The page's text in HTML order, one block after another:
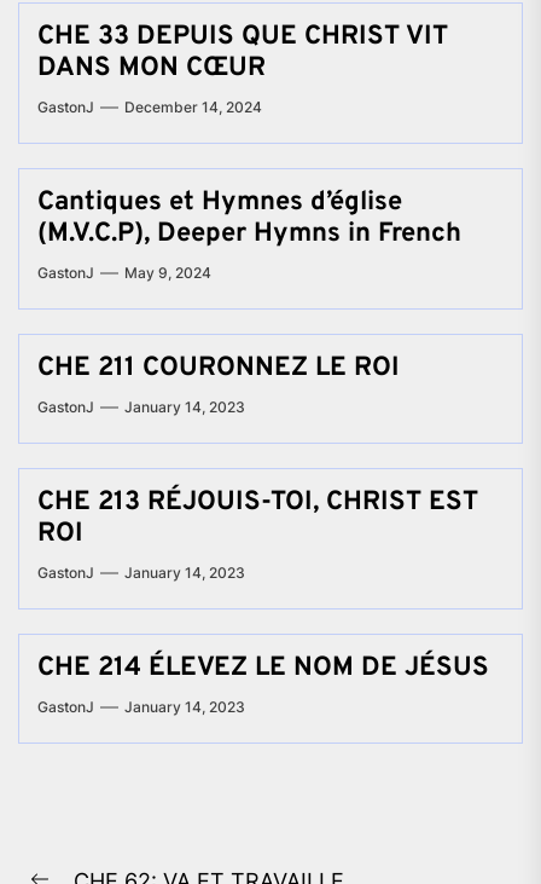
CHE 33 DEPUIS QUE CHRIST VIT
DANS MON CŒUR
GastonJ December 14, 2024
Cantiques et Hymnes d’église
(M.V.C.P), Deeper Hymns in French
GastonJ May 9, 2024
CHE 211 COURONNEZ LE ROI
GastonJ January 14, 2023
CHE 213 RÉJOUIS-TOI, CHRIST EST
ROI
GastonJ January 14, 2023
CHE 214 ÉLEVEZ LE NOM DE JÉSUS
GastonJ January 14, 2023